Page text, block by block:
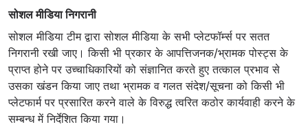
सोशल मीडिया निगरानी
सोशल मीडिया टीम द्वारा सोशल मीडिया के सभी प्लेटफॉर्म्स पर सतत
निगरानी रखी जाए। किसी भी प्रकार के आपत्तिजनक/भ्रामक पोस्ट्स के
प्राप्त होने पर उच्चाधिकारियों को संज्ञानित करते हुए तत्काल प्रभाव से
उसका खंडन किया जाए तथा भ्रामक व गलत संदेश/सूचना को किसी भी
प्लेटफार्म पर प्रसारित करने वाले के विरुद्ध त्वरित कठोर कार्यवाही करने के
सम्बन्ध में निर्देशित किया गया।